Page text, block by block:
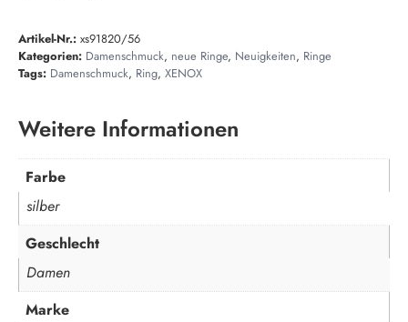
Artikel-Nr.: xs91820/56
Kategorien: Damenschmuck, neue Ringe, Neuigkeiten, Ringe
Tags: Damenschmuck, Ring, XENOX
Weitere Informationen
Farbe
silber
Geschlecht
Damen
Marke